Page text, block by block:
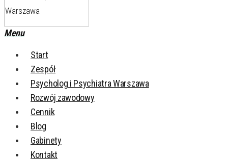
Menu
Start
Zespół
Psycholog i Psychiatra Warszawa
Rozwój zawodowy
Cennik
Blog
Gabinety
Kontakt